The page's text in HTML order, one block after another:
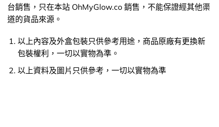
台銷售，只在本站 OhMyGlow.co 銷售，不能保證經其他渠
道的貨品來源。
以上內容及外盒包裝只供參考用途，商品原廠有更換新
包裝權利，一切以實物為準。
以上資料及圖片只供參考，一切以實物為準